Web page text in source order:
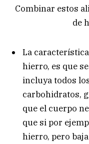
Combinar estos
de
La
hierro, es que
incluya todos
carbohidratos,
que el cuerpo
que si por
hierro, pero